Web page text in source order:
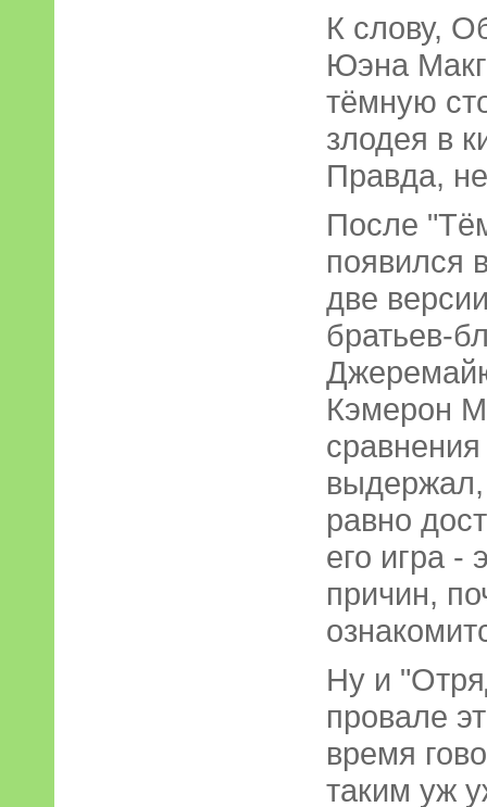
К слову,
Юэна
тёмную
злодея в
Правда,
После
появился
две
братьев-
Кэмерон
равно
его игра -
причин,
Ну и
провале
время
таким уж